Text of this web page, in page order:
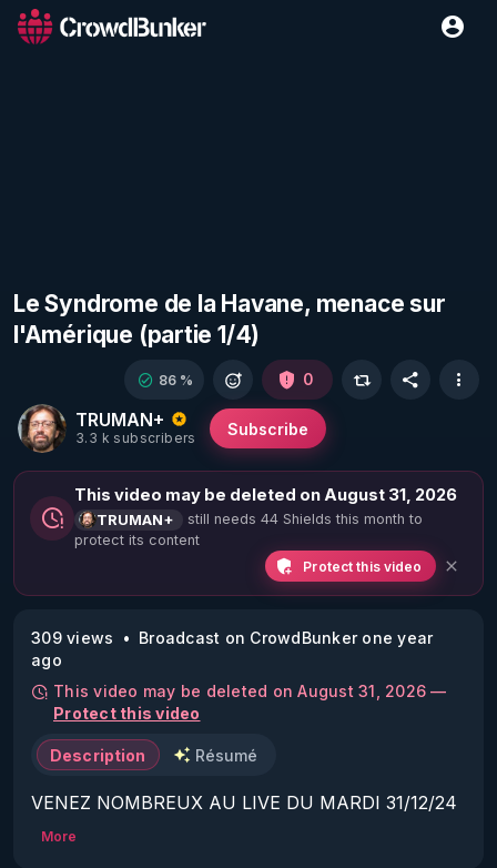
Le Syndrome de la Havane, menace sur
l'Amérique (partie 1/4)
TRUMAN+
3.3 k subscribers
Subscribe
86 % 0
This video may be deleted on August 31, 2026
TRUMAN+
still needs 44 Shields this month to
protect its content
Protect this video
309 views
Broadcast on CrowdBunker one year
ago
This video may be deleted on August 31, 2026 —
Protect this video
Description Résumé
VENEZ NOMBREUX AU LIVE DU MARDI 31/12/24
18H :
More